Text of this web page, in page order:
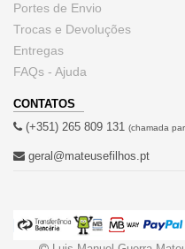
Portes de Envio
Trocas e Devoluções
Entregas
FAQs - Ajuda
CONTATOS
(+351) 265 809 131 (chamada
geral@mateusefilhos.pt